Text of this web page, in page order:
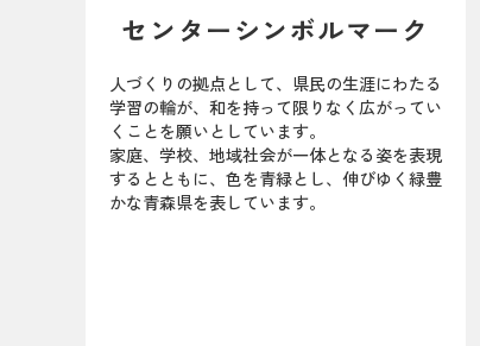
センターシンボルマーク
人づくりの拠点として、県民の生涯にわたる
学習の輪が、和を持って限りなく広がってい
くことを願いとしています。
家庭、学校、地域社会が一体となる姿を表現
するとともに、色を青緑とし、伸びゆく緑豊
かな青森県を表しています。